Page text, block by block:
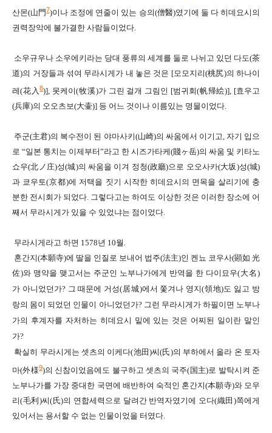
산몬(山門7)이나 조정에 연줄이 있는 승의(僧醫)였기에 둘 다 히데요시의
권력장악에 불가결한 사람들이었다
소우규우나 소우에키라는 당대 풍류의 세계를 둘로 나뉘고 있던 다도(茶
道)의 거장들과 섞여 무라시게가 내 놓은 것은 [모모지리(桃尻)의 하나이
레(花入8)], 못케이(牧溪)가 그린 걸개 그림인 [범귀회(帆帰絵)], [효우고
(兵庫)의 오오츠보(大壷)] 등 어느 것이나 이름있는 명물이었다.
주군(主君)의 복수전이 된 야마사키(山崎)의 싸움에서 이기고, 자기 입으
로 “일본 통치는 이제부터”라고 한 시즈가타케(賤ヶ岳)의 싸움 및 키타노
쇼우(北ノ庄)성(城)의 싸움을 이겨 정청(政廳)으로 오오사카(大坂)성(城)
과 쿄우토(京都)에 저택을 짓기 시작한 히데요시의 면목을 살리기에 충
분한 전시회가 되었다. 그렇다고는 하여도 이상한 것은 이러한 장소에 어
째서 무라시게가 있을 수 있었냐는 점이었다.
무라시게라고 하면 1578년 10월.
혼간지(本願寺)에 딸을 인질로 보내어 법주(法主)인 켄뇨 코우사(顕如 光
佐)와 맹약을 맺고서는 주군인 노부나가에게 반역을 한 다이묘우(大名 )
가 아니었던가? 그 때문에 거성(居城)에서 쫓겨나 영지(領地)도 잃고 방
랑의 몸이 되었던 인물이 아니었던가? 그런 무라시게가 하필이면 노부나
가의 후계자를 자처하는 히데요시 밑에 있는 것은 어찌된 일이란 말인
가?
확실히 무라시게는 셋츠의 이케다(池田)씨(氏)의 부하에서 올라 온 토자
마(外様9)의 신참이었음에도 불구하고 셋츠의 국주(国主)로 발탁시켜 준
노부나가를 가장 중대한 국면에 배반하여 숙적인 혼간지(本願寺)와 모우
리(毛利)씨(氏)의 연합세력으로 달려간 반역자였기에 오다(織田)쪽에게
있어서는 용서할 수 없는 인물이었을 터였다